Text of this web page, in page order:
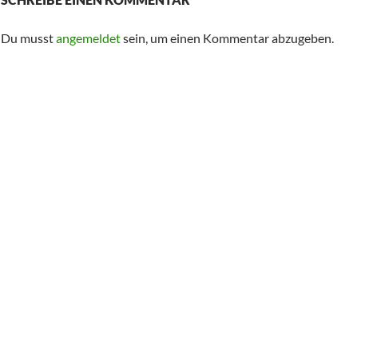
Du musstangemeldetsein, um einen Kommentar abzugeben.